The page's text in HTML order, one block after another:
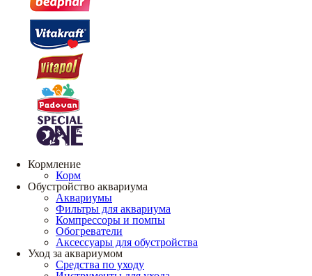
Кормление
Корм
Обустройство аквариума
Аквариумы
Фильтры для аквариума
Компрессоры и помпы
Обогреватели
Аксессуары для обустройства
Уход за аквариумом
Средства по уходу